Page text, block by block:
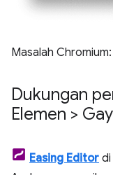
Masalah Chromium:
Dukungan
Elemen >
Easing Editor di